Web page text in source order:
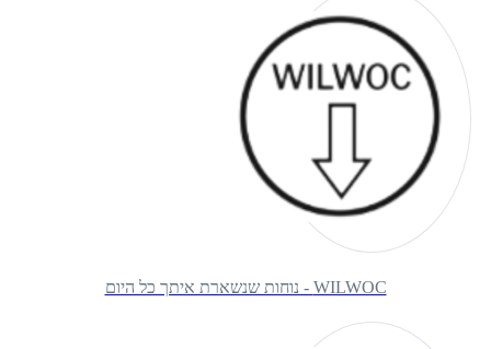
WILWOC - נוחות שנשארת איתך כל היום